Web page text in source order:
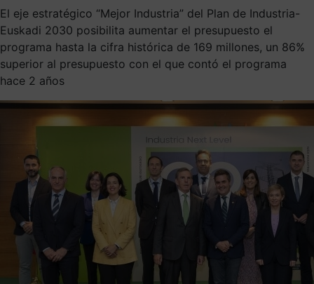
El eje estratégico “Mejor Industria” del Plan de Industria-
Euskadi 2030 posibilita aumentar el presupuesto el
programa hasta la cifra histórica de 169 millones, un 86%
superior al presupuesto con el que contó el programa
hace 2 años